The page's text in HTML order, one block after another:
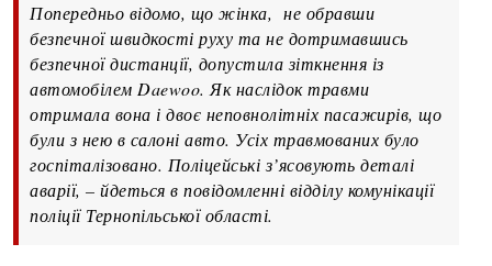
Попередньо відомо, що жінка, не обравши
безпечної швидкості руху та не дотримавшись
безпечної дистанції, допустила зіткнення із
автомобілем Daewoo. Як наслідок травми
отримала вона і двоє неповнолітніх пасажирів, що
були з нею в салоні авто. Усіх травмованих було
госпіталізовано. Поліцейські з’ясовують деталі
аварії, – йдеться в повідомленні відділу комунікації
поліції Тернопільської області.